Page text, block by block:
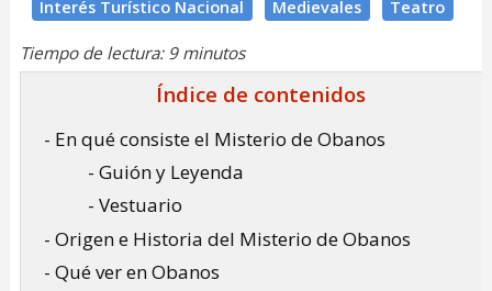
Interés Turístico Nacional
Medievales Teatro
Tiempo de lectura: 9 minutos
Índice de contenidos
- En qué consiste el Misterio de Obanos
- Guión y Leyenda
- Vestuario
- Origen e Historia del Misterio de Obanos
- Qué ver en Obanos